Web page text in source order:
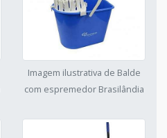
Imagem ilustrativa de Balde
com espremedor Brasilândia